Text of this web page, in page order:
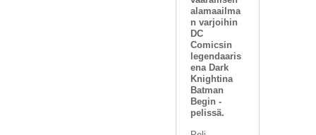
alamaailma
n varjoihin
DC
Comicsin
legendaaris
ena Dark
Knightina
Batman
Begin -
pelissä.